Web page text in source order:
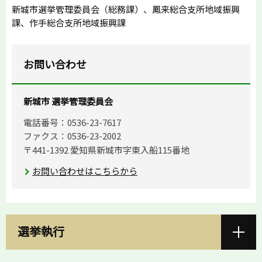
新城市選挙管理委員会（総務課）、鳳来総合支所地域振興
課、作手総合支所地域振興課
お問い合わせ
新城市 選挙管理委員会
電話番号：0536-23-7617
ファクス：0536-23-2002
〒441-1392 愛知県新城市字東入船115番地
お問い合わせはこちらから
選挙執行